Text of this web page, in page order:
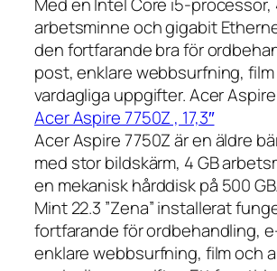
arbetsminne och gigabit
den fortfarande bra för
post, enklare webbsurfning,
vardagliga uppgifter. Acer
Acer Aspire 7750Z , 17,3″
Acer Aspire 7750Z är en äldre
med stor bildskärm, 4 GB
en mekanisk hårddisk på 500
Mint 22.3 ”Zena” installerat
fortfarande för ordbehandling,
enklare webbsurfning, film och